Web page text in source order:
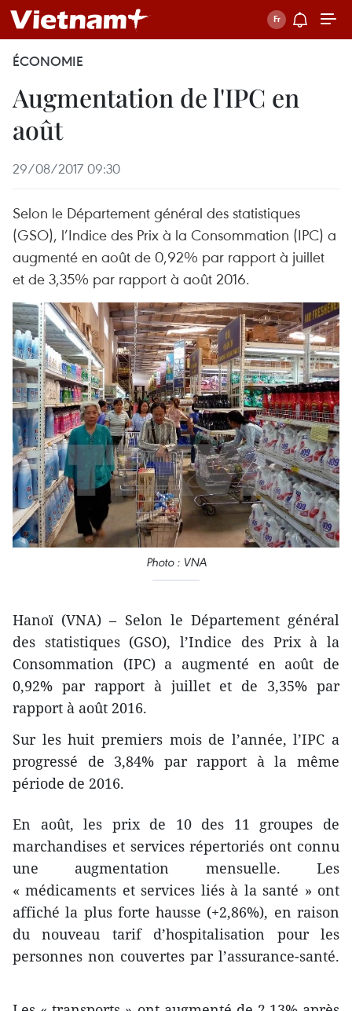
ÉCONOMIE
Augmentation de l'IPC en
août
29/08/2017 09:30
Selon le Département général des statistiques
(GSO), l’Indice des Prix à la Consommation (IPC) a
augmenté en août de 0,92% par rapport à juillet
et de 3,35% par rapport à août 2016.
Photo : VNA
Hanoï (VNA) – Selon le Département général
des statistiques (GSO), l’Indice des Prix à la
Consommation (IPC) a augmenté en août de
0,92% par rapport à juillet et de 3,35% par
rapport à août 2016.
Sur les huit premiers mois de l’année, l’IPC a
progressé de 3,84% par rapport à la même
période de 2016.
En août, les prix de 10 des 11 groupes de
marchandises et services répertoriés ont connu
une augmentation mensuelle. Les
« médicaments et services liés à la santé » ont
affiché la plus forte hausse (+2,86%), en raison
du nouveau tarif d’hospitalisation pour les
personnes non couvertes par l’assurance-santé.